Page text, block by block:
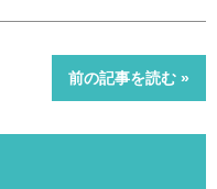
前の記事を読む »